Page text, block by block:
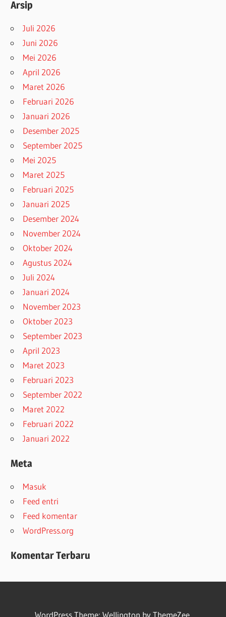
Arsip
Juli 2026
Juni 2026
Mei 2026
April 2026
Maret 2026
Februari 2026
Januari 2026
Desember 2025
September 2025
Mei 2025
Maret 2025
Februari 2025
Januari 2025
Desember 2024
November 2024
Oktober 2024
Agustus 2024
Juli 2024
Januari 2024
November 2023
Oktober 2023
September 2023
April 2023
Maret 2023
Februari 2023
September 2022
Maret 2022
Februari 2022
Januari 2022
Meta
Masuk
Feed entri
Feed komentar
WordPress.org
Komentar Terbaru
WordPress Theme: Wellington by ThemeZee.